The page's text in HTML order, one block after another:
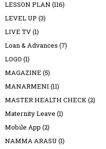
LESSON PLAN (116)
LEVEL UP (3)
LIVE TV(1)
Loan & Advances (7)
LOGO (1)
MAGAZINE (5)
MANARMENI (11)
MASTER HEALTH CHECK(2)
Maternity Leave (1)
Mobile App (2)
NAMMA ARASU (1)